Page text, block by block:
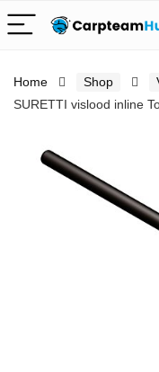
Home Shop
SURETTI vislood inline